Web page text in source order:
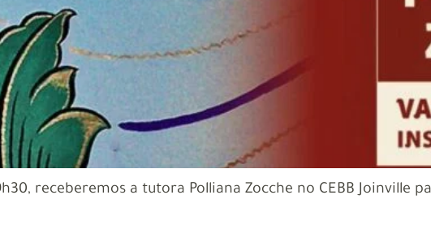
receberemos a tutora Polliana Zocche no CEBB Joinville